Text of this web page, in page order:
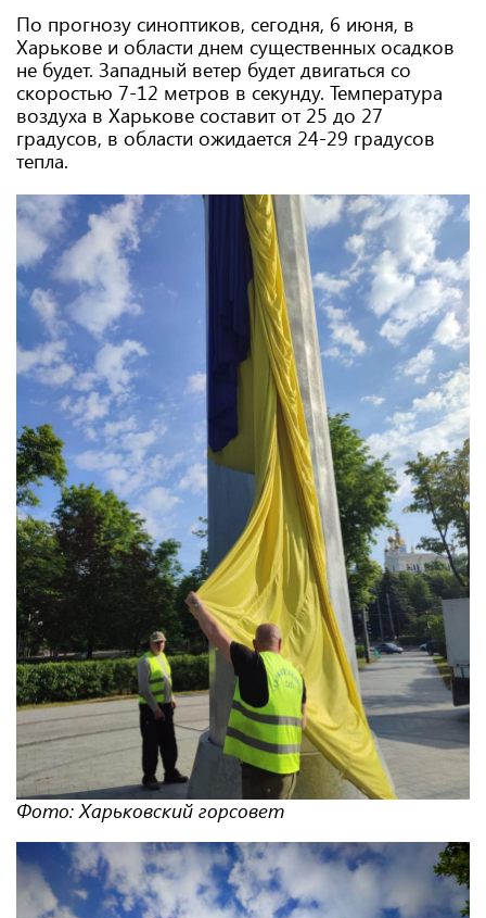
По прогнозу синоптиков, сегодня, 6 июня, в
Харькове и области днем ​​существенных осадков
не будет. Западный ветер будет двигаться со
скоростью 7-12 метров в секунду. Температура
воздуха в Харькове составит от 25 до 27
градусов, в области ожидается 24-29 градусов
тепла.
Фото: Харьковский горсовет